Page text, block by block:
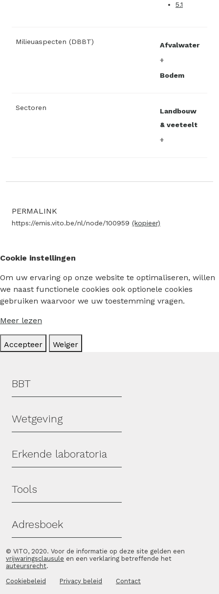
5.1
Milieuaspecten (DBBT) Afvalwater
Bodem
Sectoren
Landbouw
& veeteelt
PERMALINK
https://emis.vito.be/nl/node/100959 (kopieer)
Cookie instellingen
Om uw ervaring op onze website te optimaliseren, willen
we naast functionele cookies ook optionele cookies
gebruiken waarvoor we uw toestemming vragen.
Meer lezen
Accepteer Weiger
Hoofdmenu
BBT
Wetgeving
Erkende laboratoria
Tools
Adresboek
© VITO, 2020. Voor de informatie op deze site gelden een
vrijwaringsclausule en een verklaring betreffende het
auteursrecht.
Cookiebeleid Privacy beleid Contact